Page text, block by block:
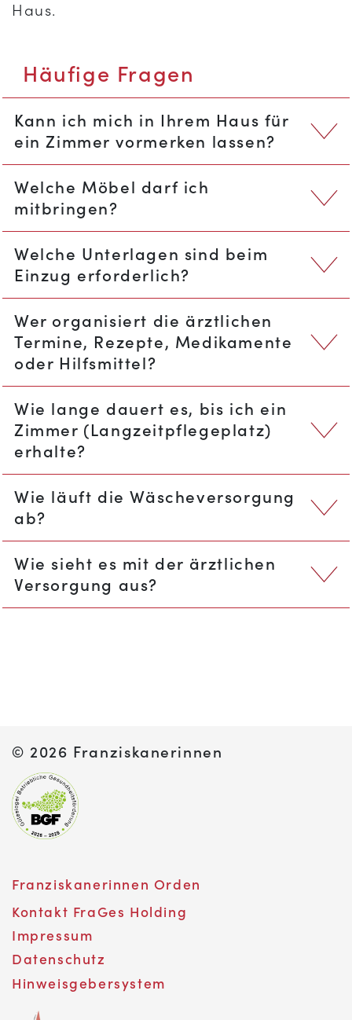
Haus.
Häufige Fragen
Kann ich mich in Ihrem Haus für
ein Zimmer vormerken lassen?
Welche Möbel darf ich
mitbringen?
Welche Unterlagen sind beim
Einzug erforderlich?
Wer organisiert die ärztlichen
Termine, Rezepte, Medikamente
oder Hilfsmittel?
Wie lange dauert es, bis ich ein
Zimmer (Langzeitpflegeplatz)
erhalte?
Wie läuft die Wäscheversorgung
ab?
Wie sieht es mit der ärztlichen
Versorgung aus?
Kontakt FraGes Holding
Impressum
Datenschutz
Hinweisgebersystem
Franziskanerinnen Orden
© 2026 Franziskanerinnen